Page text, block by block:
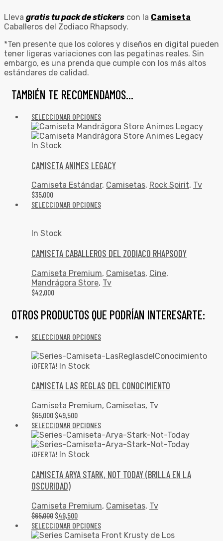
Lleva gratis tu pack de stickers con la Camiseta
Caballeros del Zodiaco Rhapsody.
*Ten presente que los colores y diseños en digital pueden
tener ligeras variaciones con las pegatinas reales. Sin
embargo, es una prenda que cumple con los más altos
estándares de calidad.
TAMBIÉN TE RECOMENDAMOS…
SELECCIONAR OPCIONES
In Stock
CAMISETA ANIMES LEGACY
Camiseta Estándar, Camisetas, Rock Spirit, Tv
$35,000
SELECCIONAR OPCIONES
In Stock
CAMISETA CABALLEROS DEL ZODIACO RHAPSODY
Camiseta Premium, Camisetas, Cine,
Mandrágora Store, Tv
$42,000
OTROS PRODUCTOS QUE PODRÍAN INTERESARTE:
SELECCIONAR OPCIONES
¡OFERTA! In Stock
CAMISETA LAS REGLAS DEL CONOCIMIENTO
Camiseta Premium, Camisetas, Tv
$65,000 $49,500
SELECCIONAR OPCIONES
¡OFERTA! In Stock
CAMISETA ARYA STARK, NOT TODAY (BRILLA EN LA
OSCURIDAD)
Camiseta Premium, Camisetas, Tv
$65,000 $49,500
SELECCIONAR OPCIONES